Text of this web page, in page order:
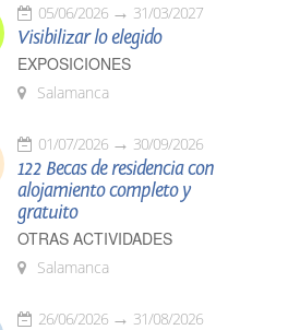
05/06/2026 31/03/2027
Visibilizar lo elegido
EXPOSICIONES
Salamanca
01/07/2026 30/09/2026
122 Becas de residencia con
alojamiento completo y
gratuito
OTRAS ACTIVIDADES
Salamanca
26/06/2026 31/08/2026